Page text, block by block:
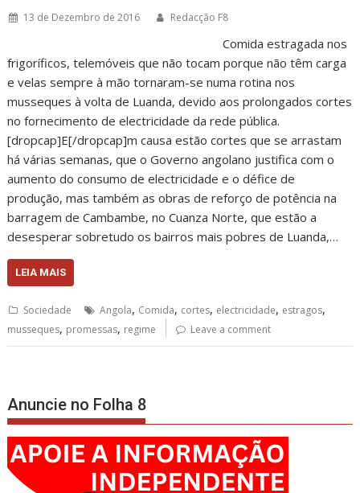
13 de Dezembro de 2016 Redacção F8
Comida estragada nos
frigoríficos, telemóveis que não tocam porque não têm carga
e velas sempre à mão tornaram-se numa rotina nos
musseques à volta de Luanda, devido aos prolongados cortes
no fornecimento de electricidade da rede pública.
[dropcap]E[/dropcap]m causa estão cortes que se arrastam
há várias semanas, que o Governo angolano justifica com o
aumento do consumo de electricidade e o défice de
produção, mas também as obras de reforço de potência na
barragem de Cambambe, no Cuanza Norte, que estão a
desesperar sobretudo os bairros mais pobres de Luanda,…
LEIA MAIS
Sociedade Angola, Comida, cortes, electricidade, estragos,
musseques, promessas, regime Leave a comment
Anuncie no Folha 8